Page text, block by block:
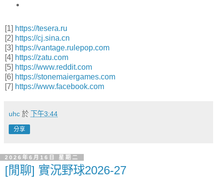
[1] https://tesera.ru
[2] https://cj.sina.cn
[3] https://vantage.rulepop.com
[4] https://zatu.com
[5] https://www.reddit.com
[6] https://stonemaiergames.com
[7] https://www.facebook.com
uhc 於 下午3:44
分享
2026年6月16日 星期二
[閒聊] 實況野球2026-27